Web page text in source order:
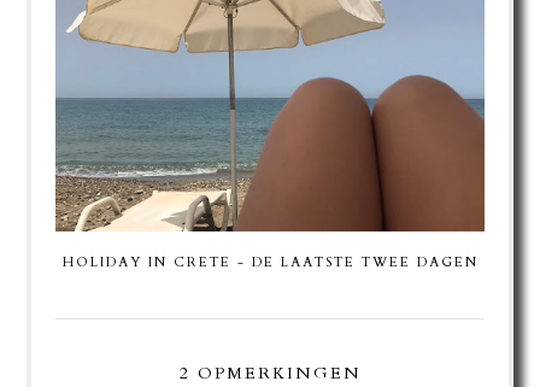
HOLIDAY IN CRETE - DE LAATSTE TWEE DAGEN
2 OPMERKINGEN